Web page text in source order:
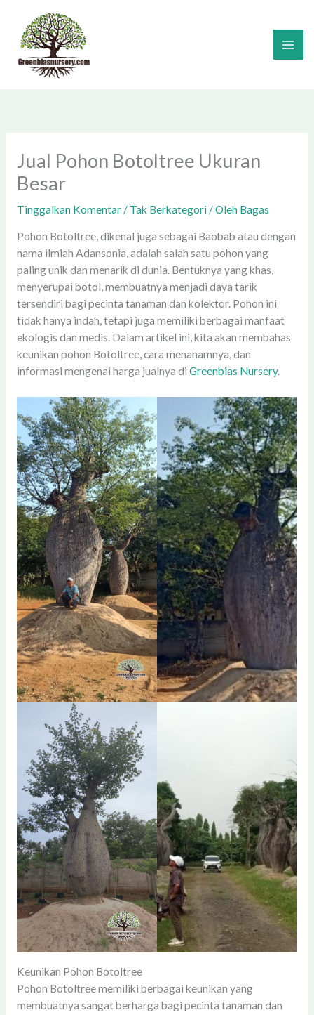
konten
Jual Pohon Botoltree Ukuran
Besar
Tinggalkan Komentar / Tak Berkategori/ Oleh Bagas
Pohon Botoltree, dikenal juga sebagai Baobab atau dengan
nama ilmiah Adansonia, adalah salah satu pohon yang
paling unik dan menarik di dunia. Bentuknya yang khas,
menyerupai botol, membuatnya menjadi daya tarik
tersendiri bagi pecinta tanaman dan kolektor. Pohon ini
tidak hanya indah, tetapi juga memiliki berbagai manfaat
ekologis dan medis. Dalam artikel ini, kita akan membahas
keunikan pohon Botoltree, cara menanamnya, dan
informasi mengenai harga jualnya di Greenbias Nursery.
Keunikan Pohon Botoltree
Pohon Botoltree memiliki berbagai keunikan yang
membuatnya sangat berharga bagi pecinta tanaman dan